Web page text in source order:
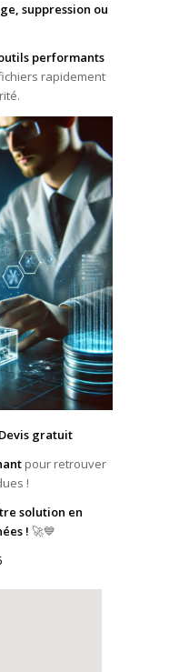
suppression ou
performants
rapidement
gratuit
pour retrouver
!
solution en
! 🚀💙